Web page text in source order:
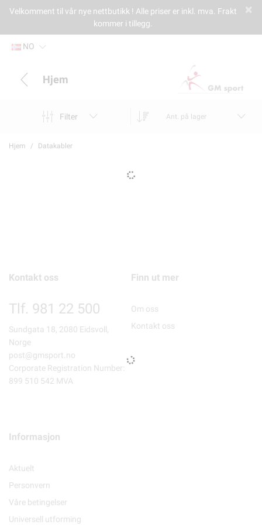
Velkomment til vår nye nettbutikk ! Alle priser er inkl. mva. Frakt
kommer i tillegg.
NO
Hjem
Filter Ant. på lager
Hjem Datakabler
Kontakt oss
Tlf. 981 22 500
Sundgata 18, 2080 Eidsvoll,
Norge
post@gmsport.no
Corporate Registration Number:
899 510 542 MVA
Finn ut mer
Om oss
Kontakt oss
Informasjon
Aktuelt
Personvern
Våre betingelser
Universell utforming